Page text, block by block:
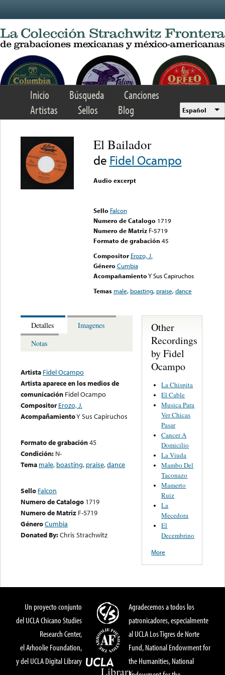
Inicio Búsqueda
Canciones
Artistas
Sellos Blog Español
El Bailador
de Fidel Ocampo
Audio excerpt
Sello Falcon
Numero de Catalogo 1719
Numero de Matriz F-5719
Formato de grabación 45
Compositor Erozo, J.
Género Cumbia
AcompañamientoY Sus Capiruchos
Temas male, boasting, praise,dance
Detalles
Imagenes
Notas
Artista Fidel Ocampo
Artista aparece en los medios de
comunicación Fidel Ocampo
Compositor Erozo, J.
AcompañamientoY Sus Capiruchos
Formato de grabación45
Condición: N-
Tema male, boasting, praise,dance
Sello Falcon
Numero de Catalogo 1719
Numero de Matriz F-5719
GéneroCumbia
Donated By:Chris Strachwitz
Other
Recordings
by Fidel
Ocampo
La Chispita
El Cable
Musica Para
Ver Chicas
Pasar
Cancer A
Domicilio
La Viuda
Mambo Del
Taconazo
Mamerto
Ruiz
La
Mecedora
El
Decembrino
More
Un proyecto conjunto
del UCLA Chicano Studies
Research Center,
el Arhoolie Foundation,
y del UCLA Digital Library
Agradecemos a todos los
patronicadores, especialmente
al UCLA Los Tigres de Norte
Fund, National Endowment for
the Humanities, National